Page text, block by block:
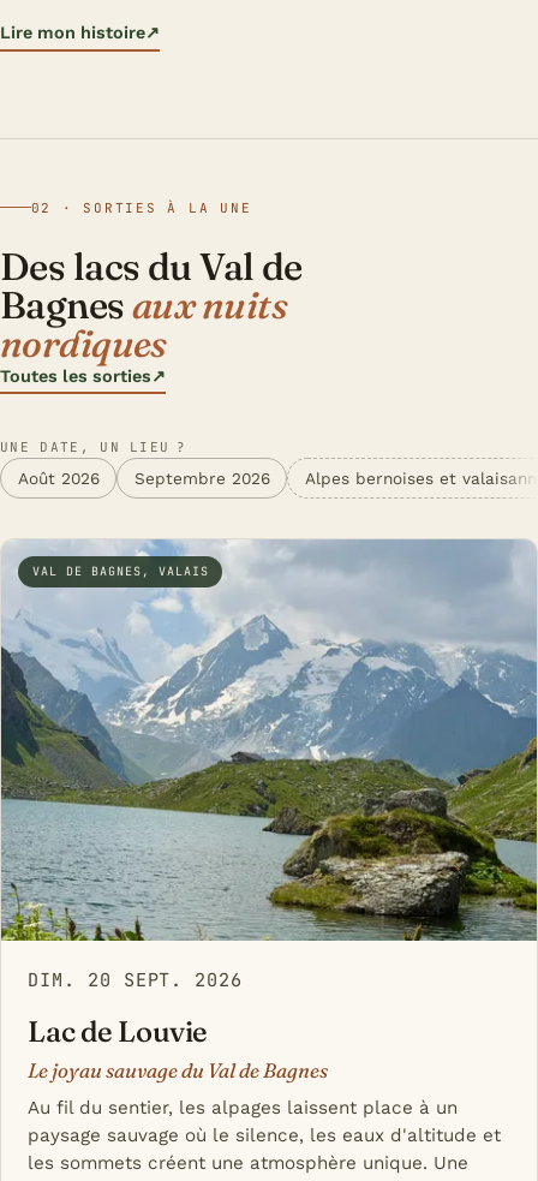
Lire mon histoire↗
02 · SORTIES À LA UNE
Des lacs du Val de
Bagnesaux nuits
nordiques
Toutes les sorties↗
UNE DATE, UN LIEU ?
Août 2026 Septembre 2026 Alpes bernoises et
VAL DE BAGNES, VALAIS
DIM. 20 SEPT. 2026
Lac de Louvie
Le joyau sauvage du Val de Bagnes
Au fil du sentier, les alpages laissent place à un
paysage sauvage où le silence, les eaux d'altitude et
les sommets créent une atmosphère unique. Une